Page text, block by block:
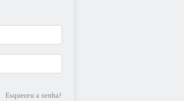
Esqueceu a senha?